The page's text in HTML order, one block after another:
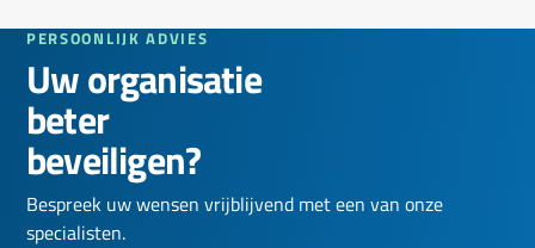
Uw organisatie
beter
beveiligen?
PERSOONLIJK ADVIES
Bespreek uw wensen vrijblijvend met een van onze
specialisten.